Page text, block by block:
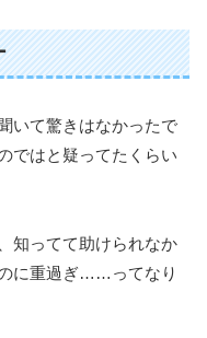
いて驚きはなかったで
ではと疑ってたくらい
知ってて助けられなか
に重過ぎ……ってなり